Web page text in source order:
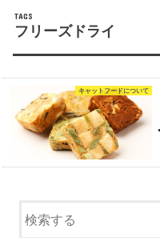
フリーズドライ
キャットフードについて